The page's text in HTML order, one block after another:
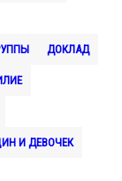
ДОКЛАД
И ДЕВОЧЕК